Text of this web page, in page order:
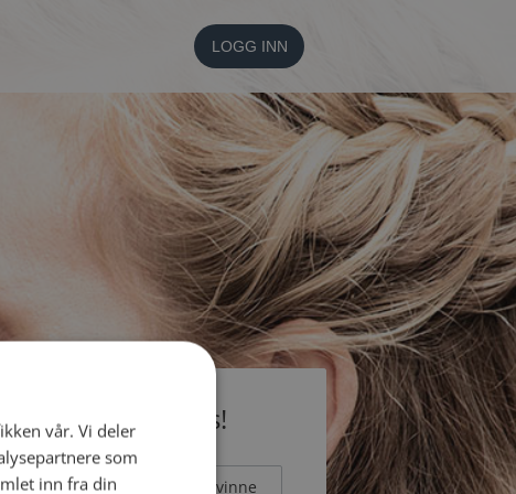
LOGG INN
Bli medlem gratis!
Mann Kvinne
vår. Vi deler
som
inn fra din